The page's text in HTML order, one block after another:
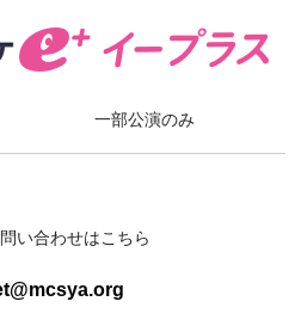
一部公演のみ
い合わせはこちら